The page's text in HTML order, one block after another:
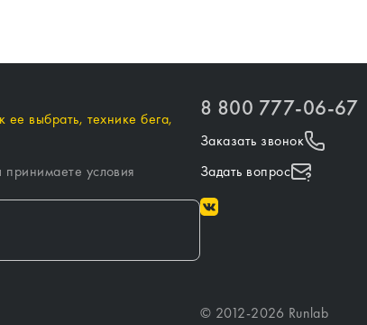
ее выбрать, технике бега,
принимаете условия
8 800 777-06-67
Заказать звонок
Задать вопрос
© 2012-2026 Runlab